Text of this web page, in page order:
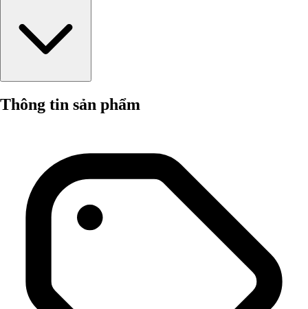
Thông tin sản phẩm